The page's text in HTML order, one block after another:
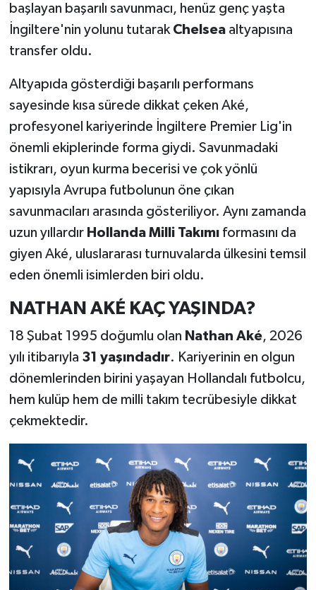
başlayan başarılı savunmacı, henüz genç yaşta
İngiltere'nin yolunu tutarak Chelseaaltyapısına
transfer oldu.
Altyapıda gösterdiği başarılı performans
sayesinde kısa sürede dikkat çeken Aké,
profesyonel kariyerinde İngiltere Premier Lig'in
önemli ekiplerinde forma giydi. Savunmadaki
istikrarı, oyun kurma becerisi ve çok yönlü
yapısıyla Avrupa futbolunun öne çıkan
savunmacıları arasında gösteriliyor. Aynı zamanda
uzun yıllardır Hollanda Milli Takımıformasını da
giyen Aké, uluslararası turnuvalarda ülkesini temsil
eden önemli isimlerden biri oldu.
NATHAN AKÉ KAÇ YAŞINDA?
18 Şubat 1995 doğumlu olan Nathan Aké, 2026
yılı itibarıyla 31 yaşındadır. Kariyerinin en olgun
dönemlerinden birini yaşayan Hollandalı futbolcu,
hem kulüp hem de milli takım tecrübesiyle dikkat
çekmektedir.